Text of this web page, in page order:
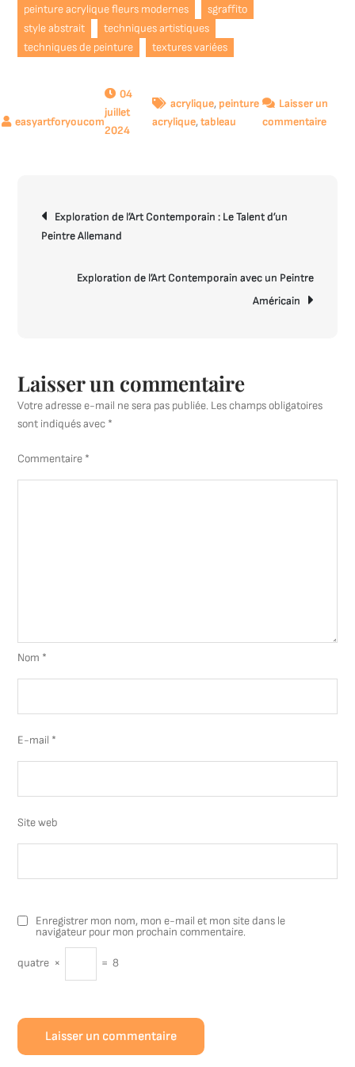
peinture acrylique fleurs modernes
sgraffito
style abstrait
techniques artistiques
techniques de peinture
textures variées
04
juillet
2024
acrylique,peinture
acrylique,tableau
Laisser un
commentairesur
de
l’article
Exploration de l’Art Contemporain : Le Talent d’un
Peintre Allemand
Exploration de l’Art Contemporain avec un Peintre
Américain
Laisser un commentaire
Votre adresse e-mail ne sera pas publiée. Les champs obligatoires
sont indiqués avec *
Commentaire *
Nom *
E-mail *
Site web
Enregistrer mon nom, mon e-mail et mon site dans le
navigateur pour mon prochain commentaire.
quatre × = 8